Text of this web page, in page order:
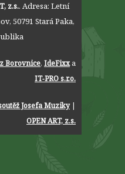
z.s.. Adresa: Letní
, 50791 Stará Paka,
Borovnice, IdeFixxa
IT‑PRO s.r.o.
Josefa Muziky|
OPEN ART, z.s.